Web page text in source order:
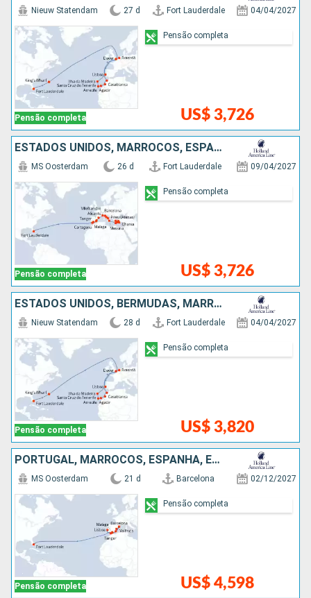
Pensão completa
Nieuw Statendam 27 d Fort Lauderdale 04/04/2027
US$ 3,726
Pensão completa
ESTADOS UNIDOS, MARROCOS, ESPANHA, FRANCIA, ITÁLIA, GRÉCIA, TURQUIA
Pensão completa
MS Oosterdam 26 d Fort Lauderdale 09/04/2027
US$ 3,726
Pensão completa
ESTADOS UNIDOS, BERMUDAS, MARROCOS, PORTUGAL, HOLANDA
Pensão completa
Nieuw Statendam 28 d Fort Lauderdale 04/04/2027
US$ 3,820
Pensão completa
PORTUGAL, MARROCOS, ESPANHA, ESTADOS UNIDOS
Pensão completa
MS Oosterdam 21 d Barcelona 02/12/2027
US$ 4,598
Pensão completa